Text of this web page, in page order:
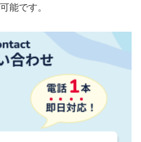
能です。